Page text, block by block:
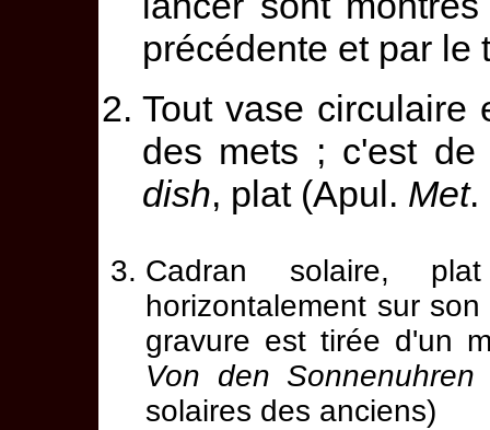
précédente et par le
Tout vase circulaire
des mets ; c'est
dish, plat (Apul. Met.
Cadran solaire,
horizontalement sur
gravure est tirée d'un
Von den
solaires des anciens)